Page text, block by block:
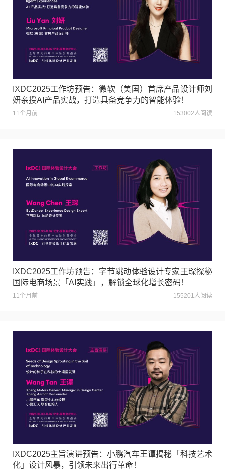
IXDC2025工作坊预告：微软（美国）首席产品设计师刘
妍亲授AI产品实战，打造具备竞争力的智能体验！
11个月前 153002人阅读
IXDC2025工作坊预告：字节跳动体验设计专家王琛探秘
国际电商场景「AI实践」，解锁全球化增长密码！
11个月前 155201人阅读
IXDC2025主旨演讲预告：小鹏汽车王谭揭秘「科技艺术
化」设计风暴，引领未来出行革命！